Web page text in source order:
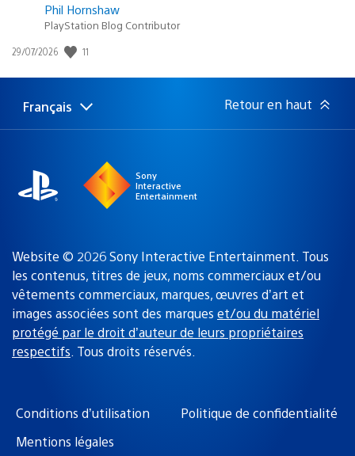
Phil Hornshaw
PlayStation Blog Contributor
Date
publication
29/07/2026 11
Choisir
une
Région
actuelle
Français Retour en haut
Sony
Interactive
Entertainment
Website © 2026 Sony Interactive Entertainment. Tous
les contenus, titres de jeux, noms commerciaux et/ou
vêtements commerciaux, marques, œuvres d’art et
images associées sont des marques et/ou du matériel
protégé par le droit d’auteur de leurs propriétaires
respectifs. Tous droits réservés.
Conditions d’utilisation
Politique de confidentialité
Mentions légales